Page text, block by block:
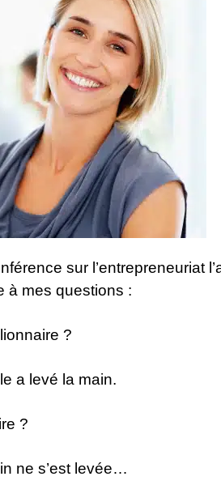
sur l’entrepreneuriat
à mes questions :
?
levé la main.
?
s’est levée…